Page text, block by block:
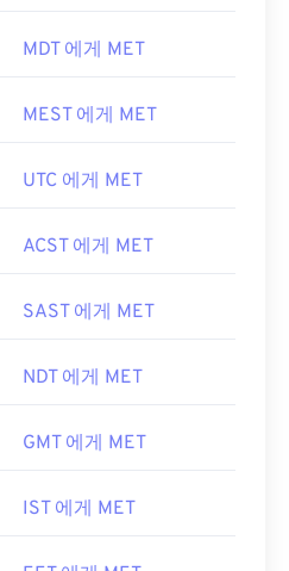
MDT 에게 MET
MEST 에게 MET
UTC 에게 MET
ACST 에게 MET
SAST 에게 MET
NDT 에게 MET
GMT 에게 MET
IST 에게 MET